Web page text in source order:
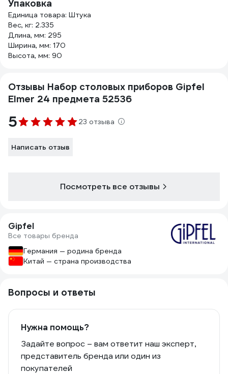
Упаковка
Единица товара: Штука
Вес, кг: 2.335
Длина, мм: 295
Ширина, мм: 170
Высота, мм: 90
Отзывы Набор столовых приборов Gipfel
Elmer 24 предмета 52536
5 23 отзыва
Написать отзыв
Посмотреть все отзывы
Gipfel
Все товары бренда
Германия — родина бренда
Китай — страна производства
Вопросы и ответы
Нужна помощь?
Задайте вопрос – вам ответит наш эксперт,
представитель бренда или один из
покупателей